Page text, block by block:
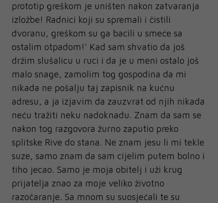
prototip greškom je uništen nakon zatvaranja
izložbe! Radnici koji su spremali i čistili
dvoranu, greškom su ga bacili u smeće sa
ostalim otpadom!' Kad sam shvatio da još
držim slušalicu u ruci i da je u meni ostalo još
malo snage, zamolim tog gospodina da mi
nikada ne pošalju taj zapisnik na kućnu
adresu, a ja izjavim da zauzvrat od njih nikada
neću tražiti neku nadoknadu. Znam da sam se
nakon tog razgovora žurno zaputio preko
splitske Rive do stana. Ne znam jesu li mi tekle
suze, samo znam da sam cijelim putem bolno i
tiho jecao. Samo je moja obitelj i uži krug
prijatelja znao za moje veliko životno
razočaranje. Sa mnom su suosjećali te su